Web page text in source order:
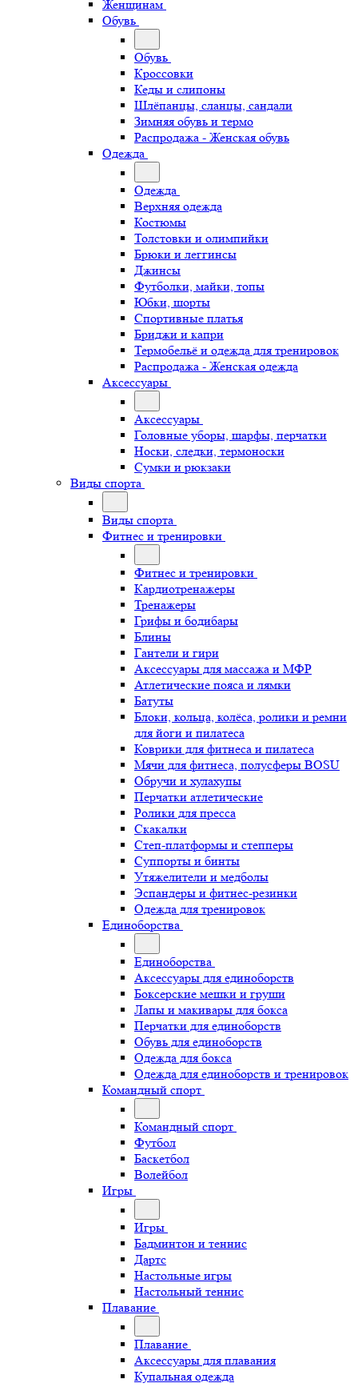
Женщинам
Обувь
Обувь
Кроссовки
Кеды и слипоны
Шлёпанцы, сланцы, сандали
Зимняя обувь и термо
Распродажа - Женская обувь
Одежда
Одежда
Верхняя одежда
Костюмы
Толстовки и олимпийки
Брюки и леггинсы
Джинсы
Футболки, майки, топы
Юбки, шорты
Спортивные платья
Бриджи и капри
Термобельё и одежда для тренировок
Распродажа - Женская одежда
Аксессуары
Аксессуары
Головные уборы, шарфы, перчатки
Носки, следки, термоноски
Сумки и рюкзаки
Виды спорта
Виды спорта
Фитнес и тренировки
Фитнес и тренировки
Кардиотренажеры
Тренажеры
Грифы и бодибары
Блины
Гантели и гири
Аксессуары для массажа и МФР
Атлетические пояса и лямки
Батуты
Блоки, кольца, колёса, ролики и ремни
для йоги и пилатеса
Коврики для фитнеса и пилатеса
Мячи для фитнеса, полусферы BOSU
Обручи и хулахупы
Перчатки атлетические
Ролики для пресса
Скакалки
Степ-платформы и степперы
Суппорты и бинты
Утяжелители и медболы
Эспандеры и фитнес-резинки
Одежда для тренировок
Единоборства
Единоборства
Аксессуары для единоборств
Боксерские мешки и груши
Лапы и макивары для бокса
Перчатки для единоборств
Обувь для единоборств
Одежда для бокса
Одежда для единоборств и тренировок
Командный спорт
Командный спорт
Футбол
Баскетбол
Волейбол
Игры
Игры
Бадминтон и теннис
Дартс
Настольные игры
Настольный теннис
Плавание
Плавание
Аксессуары для плавания
Купальная одежда